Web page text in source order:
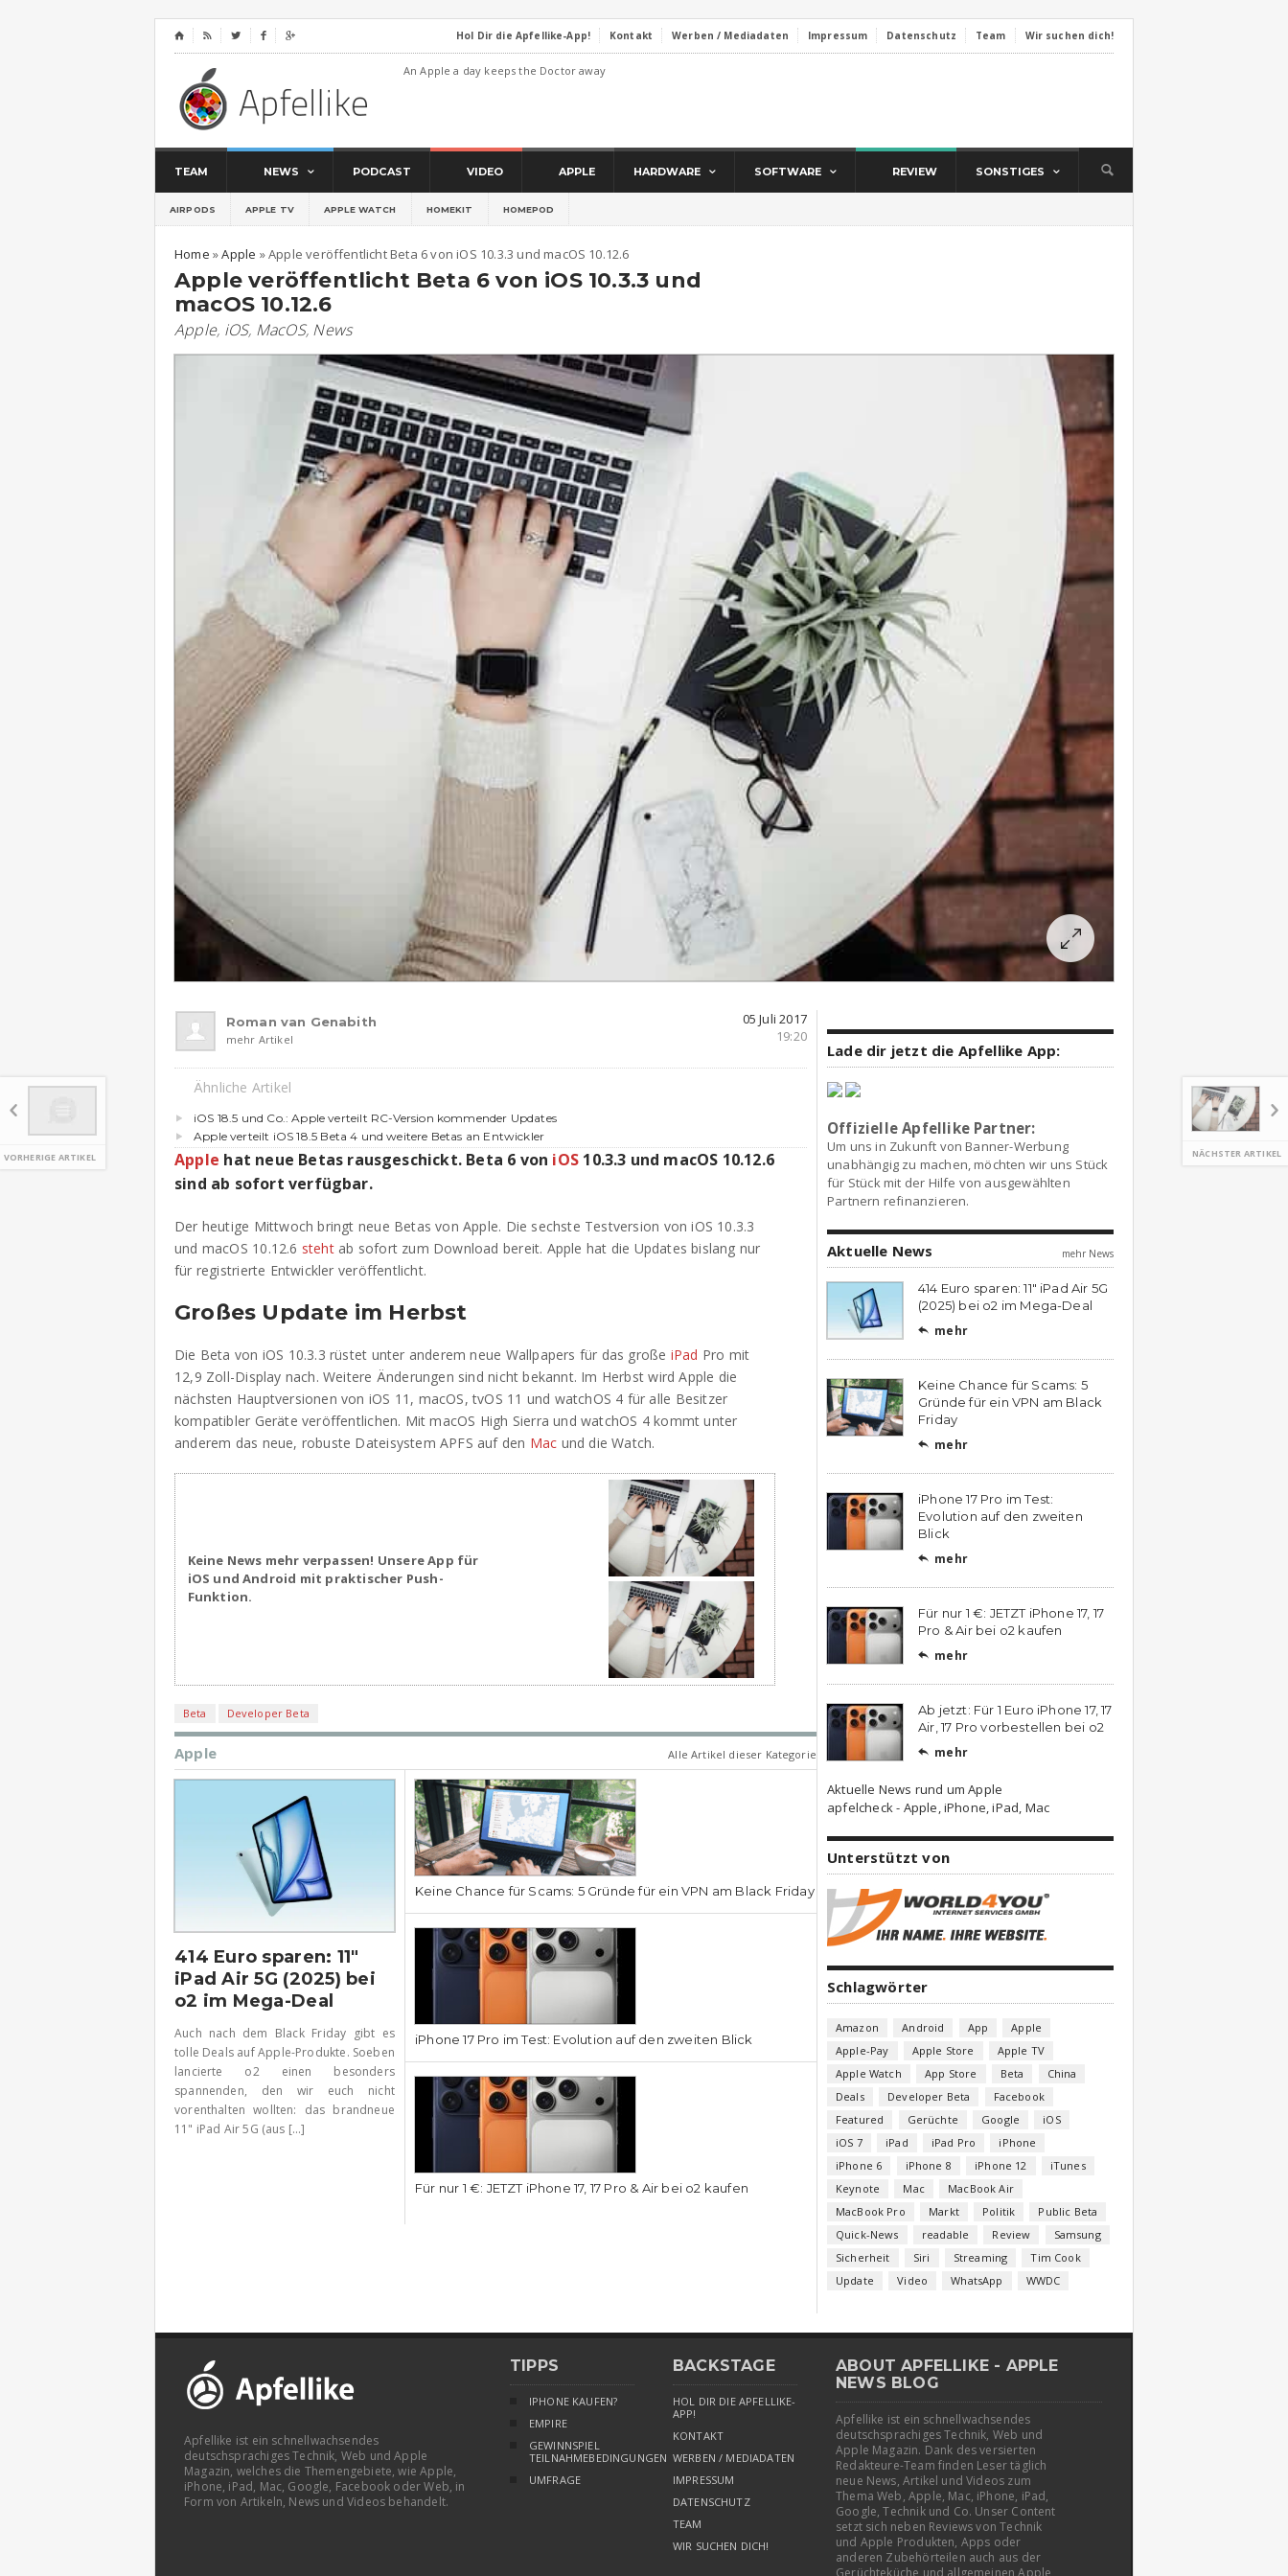
VORHERIGE ARTIKEL NÄCHSTER ARTIKEL
⌂     Hol Dir die Apfellike-App! Kontakt Werben / Mediadaten Impressum Datenschutz Team Wir suchen dich!
An Apple a day keeps the Doctor away
TEAM NEWS PODCAST VIDEO APPLE HARDWARE SOFTWARE REVIEW SONSTIGES
AIRPODS APPLE TV APPLE WATCH HOMEKIT HOMEPOD
Home »Apple »Apple veröffentlicht Beta 6 von iOS 10.3.3 und macOS 10.12.6
Apple veröffentlicht Beta 6 von iOS 10.3.3 und
macOS 10.12.6
Apple, iOS, MacOS, News
Roman van Genabith
mehr Artikel
05 Juli 2017
19:20
Ähnliche Artikel
iOS 18.5 und Co.: Apple verteilt RC-Version kommender Updates
Apple verteilt iOS 18.5 Beta 4 und weitere Betas an Entwickler
Apple hat neue Betas rausgeschickt. Beta 6 von iOS 10.3.3 und macOS 10.12.6
sind ab sofort verfügbar.
Der heutige Mittwoch bringt neue Betas von Apple. Die sechste Testversion von iOS 10.3.3
und macOS 10.12.6 stehtab sofort zum Download bereit. Apple hat die Updates bislang nur
für registrierte Entwickler veröffentlicht.
Großes Update im Herbst
Die Beta von iOS 10.3.3 rüstet unter anderem neue Wallpapers für das große iPad Pro mit
12,9 Zoll-Display nach. Weitere Änderungen sind nicht bekannt. Im Herbst wird Apple die
nächsten Hauptversionen von iOS 11, macOS, tvOS 11 und watchOS 4 für alle Besitzer
kompatibler Geräte veröffentlichen. Mit macOS High Sierra und watchOS 4 kommt unter
anderem das neue, robuste Dateisystem APFS auf den Mac und die Watch.
Keine News mehr verpassen! Unsere App für
iOS und Android mit praktischer Push-
Funktion.
Beta Developer Beta
Apple Alle Artikel dieser Kategorie
414 Euro sparen: 11″
iPad Air 5G (2025) bei
o2 im Mega-Deal
Auch nach dem Black Friday gibt es
tolle Deals auf Apple-Produkte. Soeben
lancierte o2 einen besonders
spannenden, den wir euch nicht
vorenthalten wollten: das brandneue
11" iPad Air 5G (aus [...]
Keine Chance für Scams: 5 Gründe für ein VPN am Black Friday
iPhone 17 Pro im Test: Evolution auf den zweiten Blick
Für nur 1 €: JETZT iPhone 17, 17 Pro & Air bei o2 kaufen
Lade dir jetzt die Apfellike App:
Offizielle Apfellike Partner:
Um uns in Zukunft von Banner-Werbung
unabhängig zu machen, möchten wir uns Stück
für Stück mit der Hilfe von ausgewählten
Partnern refinanzieren.
Aktuelle News mehr News
414 Euro sparen: 11″ iPad Air 5G
(2025) bei o2 im Mega-Deal
 mehr
Keine Chance für Scams: 5
Gründe für ein VPN am Black
Friday
 mehr
iPhone 17 Pro im Test:
Evolution auf den zweiten
Blick
 mehr
Für nur 1 €: JETZT iPhone 17, 17
Pro & Air bei o2 kaufen
 mehr
Ab jetzt: Für 1 Euro iPhone 17, 17
Air, 17 Pro vorbestellen bei o2
 mehr
Aktuelle News rund um Apple
apfelcheck - Apple, iPhone, iPad, Mac
Unterstützt von
Schlagwörter
Amazon Android App
Apple
Apple-Pay
Apple Store
Apple TV
Apple Watch
App Store Beta
China
Deals
Developer Beta
Facebook
Featured
Gerüchte Google
iOS
iOS 7
iPad iPad Pro
iPhone
iPhone 6
iPhone 8 iPhone 12
iTunes
Keynote
Mac
MacBook Air
MacBook Pro
Markt Politik
Public Beta
Quick-News
readable Review
Samsung
Sicherheit
Siri Streaming
Tim Cook
Update
Video WhatsApp WWDC
Apfellike ist ein schnellwachsendes
deutschsprachiges Technik, Web und Apple
Magazin, welches die Themengebiete, wie Apple,
iPhone, iPad, Mac, Google, Facebook oder Web, in
Form von Artikeln, News und Videos behandelt.
TIPPS
IPHONE KAUFEN?
EMPIRE
GEWINNSPIEL
TEILNAHMEBEDINGUNGEN
UMFRAGE
BACKSTAGE
HOL DIR DIE APFELLIKE-
APP!
KONTAKT
WERBEN / MEDIADATEN
IMPRESSUM
DATENSCHUTZ
TEAM
WIR SUCHEN DICH!
ABOUT APFELLIKE - APPLE
NEWS BLOG
Apfellike ist ein schnellwachsendes
deutschsprachiges Technik, Web und
Apple Magazin. Dank des versierten
Redakteure-Team finden Leser täglich
neue News, Artikel und Videos zum
Thema Web, Apple, Mac, iPhone, iPad,
Google, Technik und Co. Unser Content
setzt sich neben Reviews von Technik
und Apple Produkten, Apps oder
anderen Zubehörteilen auch aus der
Gerüchteküche und allgemeinen Apple